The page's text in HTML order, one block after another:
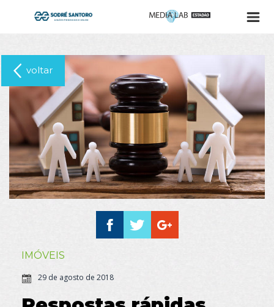
voltar
IMÓVEIS
29 de agosto de 2018